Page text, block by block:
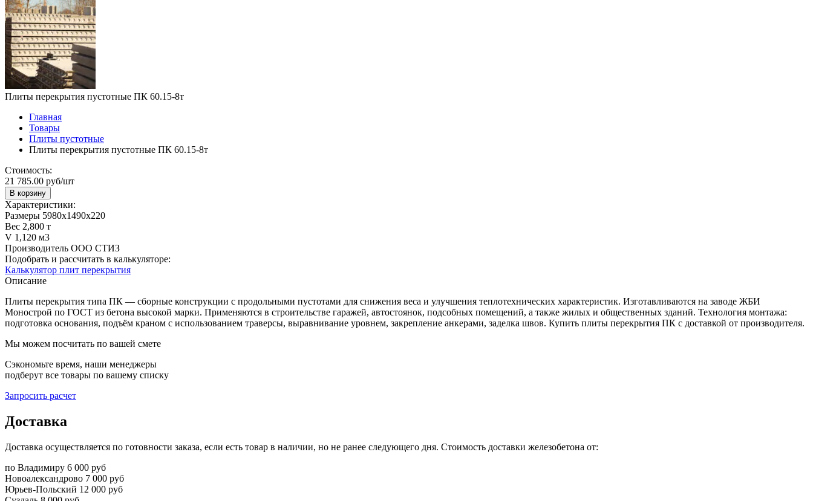
Плиты перекрытия пустотные ПК 60.15-8т
Главная
Товары
Плиты пустотные
Плиты перекрытия пустотные ПК 60.15-8т
Стоимость:
21 785.00 руб/шт
В корзину
Характеристики:
Размеры 5980х1490х220
Вес 2,800 т
V 1,120 м3
Производитель ООО СТИЗ
Подобрать и рассчитать в калькуляторе:
Калькулятор плит перекрытия
Описание
Плиты перекрытия типа ПК — сборные конструкции с продольными пустотами для снижения веса и улучшения теплотехнических характеристик. Изготавливаются на заводе ЖБИ
Монострой по ГОСТ из бетона высокой марки. Применяются в строительстве гаражей, автостоянок, подсобных помещений, а также жилых и общественных зданий. Технология монтажа:
подготовка основания, подъём краном с использованием траверсы, выравнивание уровнем, закрепление анкерами, заделка швов. Купить плиты перекрытия ПК с доставкой от производителя.
Мы можем посчитать по вашей смете
Сэкономьте время, наши менеджеры
подберут все товары по вашему списку
Запросить расчет
Доставка
Доставка осуществляется по готовности заказа, если есть товар в наличии, но не ранее следующего дня. Стоимость доставки железобетона от:
по Владимиру 6 000 руб
Новоалександрово 7 000 руб
Юрьев-Польский 12 000 руб